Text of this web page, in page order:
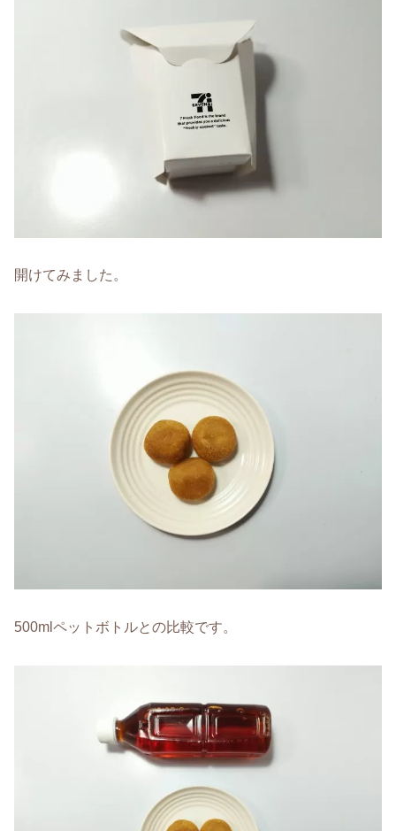
開けてみました。
500mlペットボトルとの比較です。